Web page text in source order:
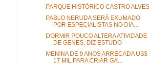
PARQUE HISTÓRICO CASTRO ALVES
PABLO NERUDA SERÁ EXUMADO
POR ESPECIALISTAS NO DIA...
DORMIR POUCO ALTERA ATIVIDADE
DE GENES, DIZ ESTUDO
MENINA DE 9 ANOS ARRECADA US$
17 MIL PARA CRIAR GA...